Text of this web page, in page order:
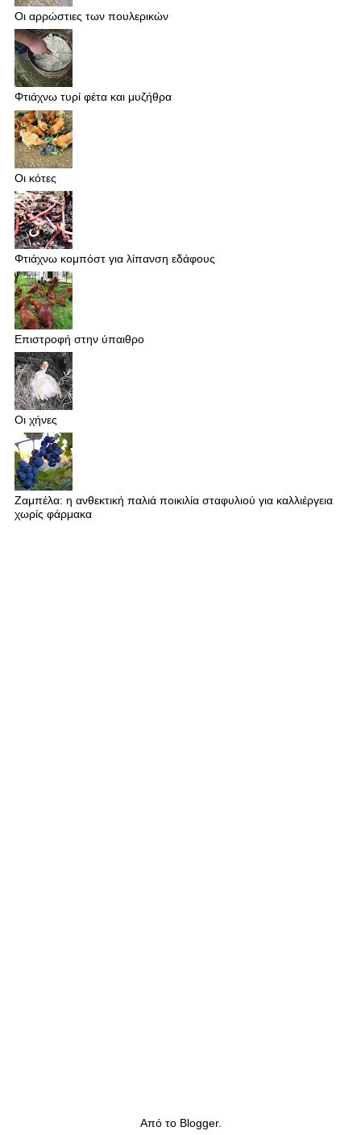
Οι αρρώστιες των πουλερικών
Φτιάχνω τυρί φέτα και μυζήθρα
Οι κότες
Φτιάχνω κομπόστ για λίπανση εδάφους
Επιστροφή στην ύπαιθρο
Οι χήνες
Ζαμπέλα: η ανθεκτική παλιά ποικιλία σταφυλιού για καλλιέργεια
χωρίς φάρμακα
Από το Blogger.